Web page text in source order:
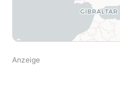
Anzeige